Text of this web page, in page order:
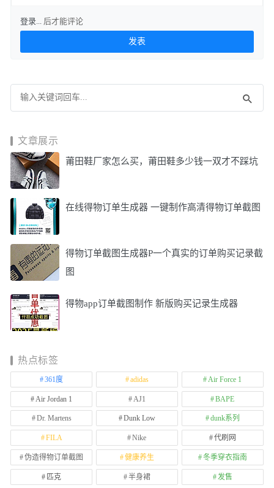
登录... 后才能评论
文章展示
莆田鞋厂家怎么买，莆田鞋多少钱一双才不踩坑
在线得物订单生成器 一键制作高清得物订单截图
得物订单截图生成器P一个真实的订单购买记录截
图
得物app订单截图制作 新版购买记录生成器
热点标签
361度 adidas Air Force 1
Air Jordan 1 AJ1 BAPE
Dr. Martens Dunk Low dunk系列
FILA Nike 代刷网
伪造得物订单截图 健康养生 冬季穿衣指南
匹克 半身裙 发售